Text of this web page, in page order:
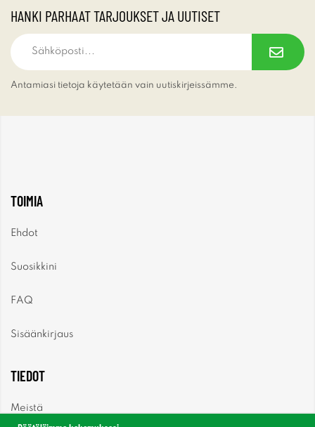
HANKI PARHAAT TARJOUKSET JA UUTISET
Antamiasi tietoja käytetään vain uutiskirjeissämme.
TOIMIA
Ehdot
Suosikkini
FAQ
Sisäänkirjaus
TIEDOT
Meistä